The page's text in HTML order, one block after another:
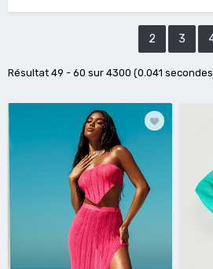
2 3
Résultat 49 - 60 sur 4300 (0.041